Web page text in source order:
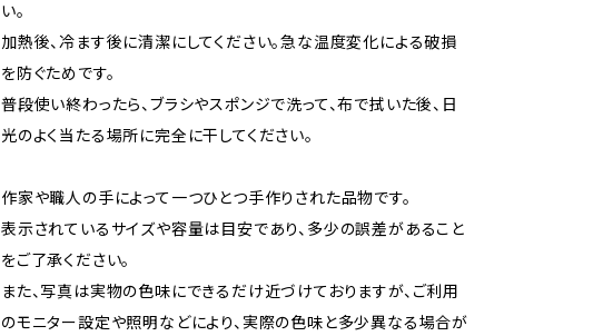
い。
加熱後、冷ます後に清潔にしてください。急な温度変化による破損
を防ぐためです。
普段使い終わったら、ブラシやスポンジで洗って、布で拭いた後、日
光のよく当たる場所に完全に干してください。
作家や職人の手によって一つひとつ手作りされた品物です。
表示されているサイズや容量は目安であり、多少の誤差があること
をご了承ください。
また、写真は実物の色味にできるだけ近づけておりますが、ご利用
のモニター設定や照明などにより、実際の色味と多少異なる場合が